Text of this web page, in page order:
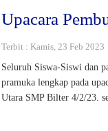
Upacara
Terbit : Kamis, 23 Feb 2023
Seluruh Siswa-Siswi dan
pramuka lengkap pada
Utara SMP Bilter 4/2/23.